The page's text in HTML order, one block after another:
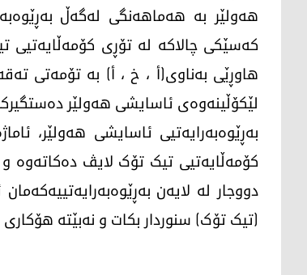
هەولێر بە هەماهەنگی لەگەڵ
کەسێکی چالاکە لە تۆڕی کۆمەڵایەتیی
هاوڕێی بەناوی(أ ، خ ، أ) بە تۆمەتی
لێکۆڵینەوەی ئاسایشی هەولێر
بەڕێوەبەرایەتیی ئاسایشی هەولێر،
کۆمەڵایەتیی تیک تۆک لایڤ دەکاتەوە
دووجار لە لایەن
(تیک تۆک) سنوردار بکات و نەبێتە هۆکاری